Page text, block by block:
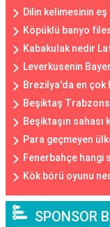
Dilin kelimesinin eş
Köpüklü banyo
Kabakulak nedir
Leverkusenin
Brezilya'da en çok
Beşiktaş
Beşiktaşın sahası
Para geçmeyen
Fenerbahçe hangi
Kök börü oyunu
SPONSOR